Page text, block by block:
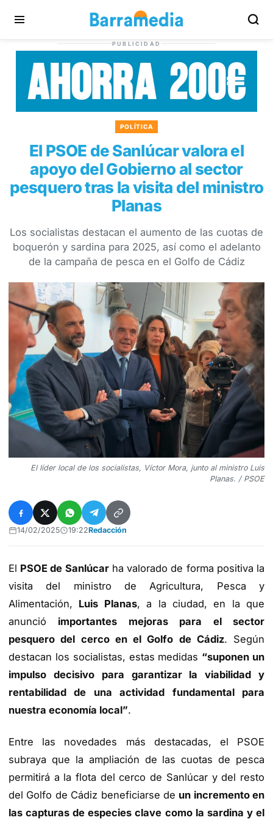
PUBLICIDAD
POLÍTICA
El PSOE de Sanlúcar valora el
apoyo del Gobierno al sector
pesquero tras la visita del ministro
Planas
Los socialistas destacan el aumento de las cuotas de
boquerón y sardina para 2025, así como el adelanto
de la campaña de pesca en el Golfo de Cádiz
El líder local de los socialistas, Víctor Mora, junto al ministro Luis
Planas. / PSOE
14/02/2025 19:22Redacción
El PSOE de Sanlúcarha valorado de forma positiva la
visita del ministro de Agricultura, Pesca y
Alimentación, Luis Planas, a la ciudad, en la que
anunció importantes mejoras para el sector
pesquero del cerco en el Golfo de Cádiz. Según
destacan los socialistas, estas medidas “suponen un
impulso decisivo para garantizar la viabilidad y
rentabilidad de una actividad fundamental para
nuestra economía local”.
Entre las novedades más destacadas, el PSOE
subraya que la ampliación de las cuotas de pesca
permitirá a la flota del cerco de Sanlúcar y del resto
del Golfo de Cádiz beneficiarse de un incremento en
las capturas de especies clave como la sardina y el